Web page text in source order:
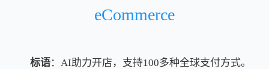
eCommerce
标语：AI助力开店，支持100多种全球支付方式。